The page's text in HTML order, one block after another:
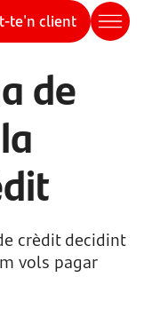
te'n client
de
crèdit decidint
vols pagar